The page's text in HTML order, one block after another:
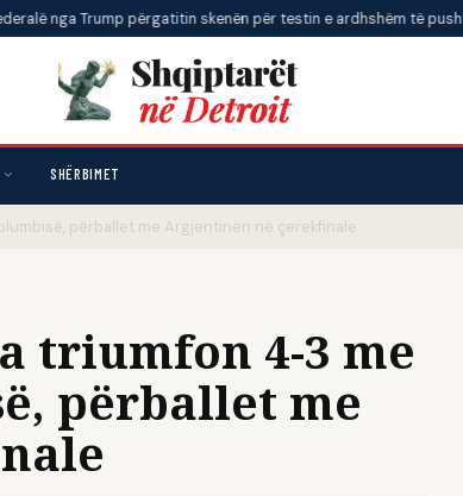
Trump përgatitin skenën për testin e ardhshëm të pushtetit
SHËRBIMET
përballet me Argjentinën në çerekfinale
triumfon 4-3 me
përballet me